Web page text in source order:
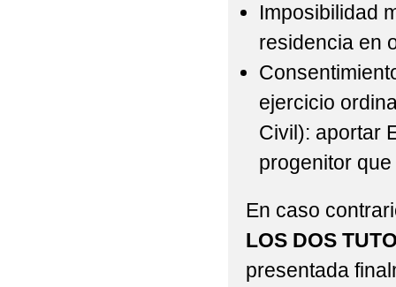
Imposibilidad
residencia en
ejercicio
Civil): aportar
progenitor
En caso
LOS DOS
presentada